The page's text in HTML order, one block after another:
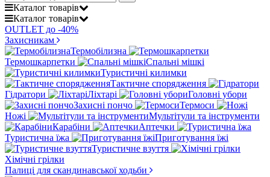
Каталог товарів
Каталог товарів
OUTLET до -40%
Захисникам
Термобілизна
Термошкарпетки
Спальні мішкі
Туристичні килимки
Тактичне спорядження
Гідратори
Ліхтарі
Головні убори
Захисні пончо
Термоси
Ножі
Мультітули та інструменти
Карабіни
Аптечки
Туристична їжа
Приготування їжі
Туристичне взуття
Хімічні грілки
Палиці для скандинавської ходьби